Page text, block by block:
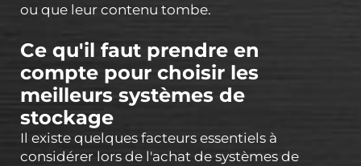
ou que leur contenu tombe.
Ce qu'il faut prendre en
compte pour choisir les
meilleurs systèmes de
stockage
Il existe quelques facteurs essentiels à
considérer lors de l'achat de systèmes de